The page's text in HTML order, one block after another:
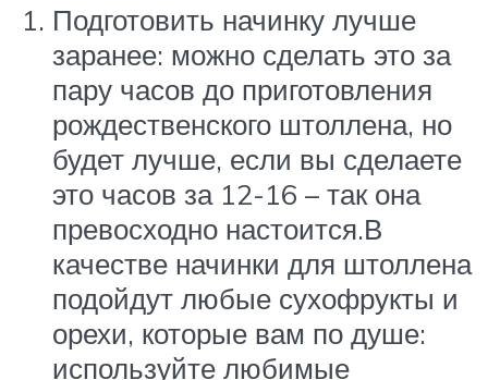
Подготовить начинку лучше
заранее: можно сделать это за
пару часов до приготовления
рождественского штоллена, но
будет лучше, если вы сделаете
это часов за 12-16 – так она
превосходно настоится.В
качестве начинки для штоллена
подойдут любые сухофрукты и
орехи, которые вам по душе:
используйте любимые